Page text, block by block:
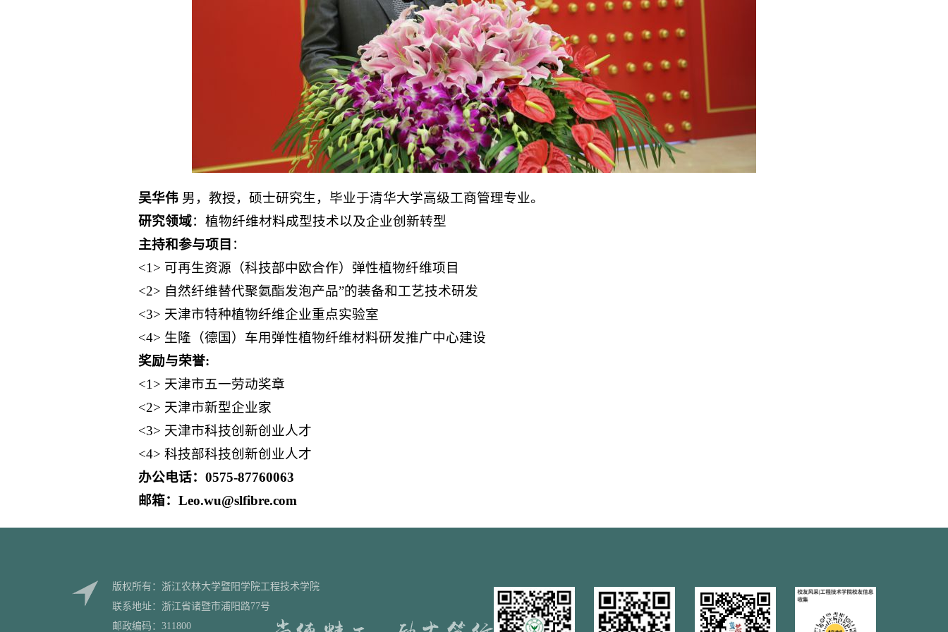
吴华伟 男，教授，硕士研究生，毕业于清华大学高级工商管理专业。
研究领域：植物纤维材料成型技术以及企业创新转型
主持和参与项目 ：
<1> 可再生资源（科技部中欧合作）弹性植物纤维项目
<2> 自然纤维替代聚氨酯发泡产品”的装备和工艺技术研发
<3> 天津市特种植物纤维企业重点实验室
<4> 生隆（德国）车用弹性植物纤维材料研发推广中心建设
奖励与荣誉:
<1> 天津市五一劳动奖章
<2> 天津市新型企业家
<3> 天津市科技创新创业人才
<4> 科技部科技创新创业人才
办公电话：0575-87760063
邮箱：Leo.wu@slfibre.com
版权所有：浙江农林大学暨阳学院工程技术学院
联系地址：浙江省诸暨市浦阳路77号
邮政编码：311800